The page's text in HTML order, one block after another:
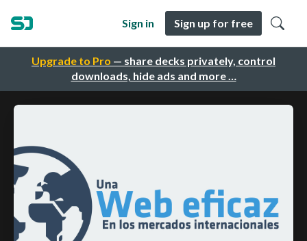
Upgrade to Pro — share decks privately, control
downloads, hide ads and more …
Sign in Sign up for free